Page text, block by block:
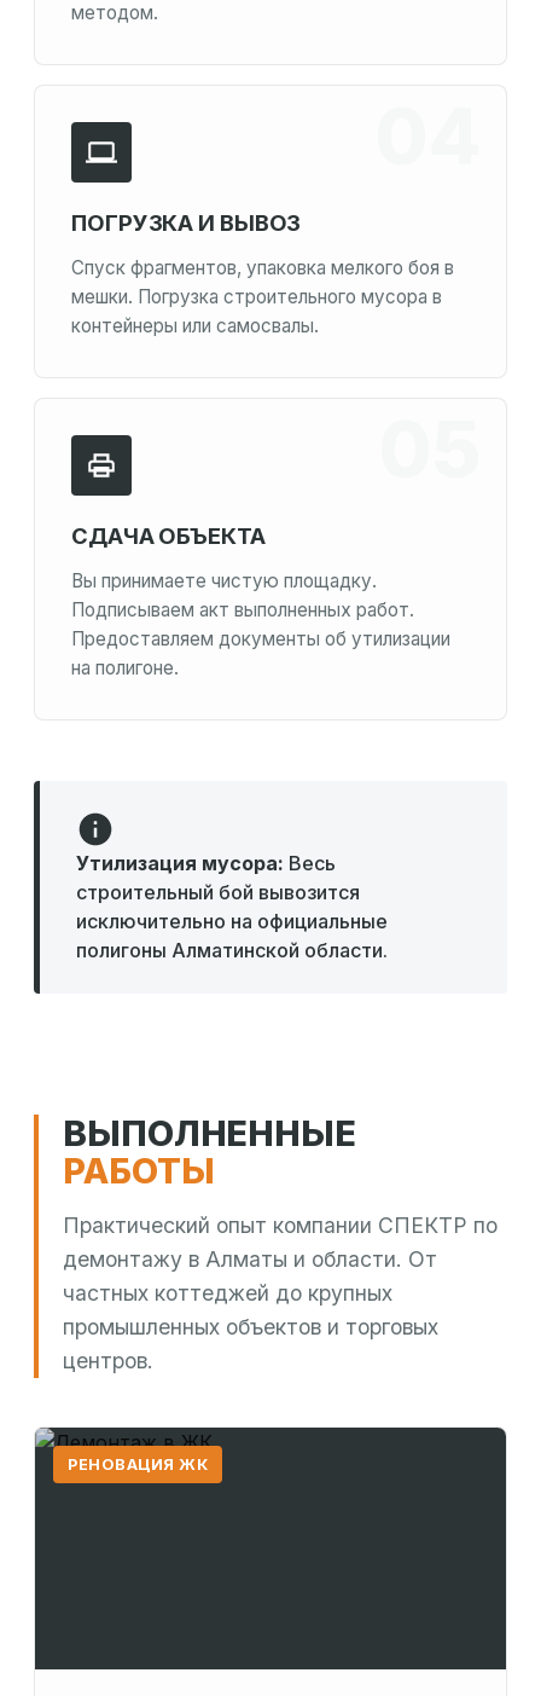
методом.
ПОГРУЗКА И ВЫВОЗ
Спуск фрагментов, упаковка мелкого боя в
мешки. Погрузка строительного мусора в
контейнеры или самосвалы.
СДАЧА ОБЪЕКТА
Вы принимаете чистую площадку.
Подписываем акт выполненных работ.
Предоставляем документы об утилизации
на полигоне.
Утилизация мусора: Весь
строительный бой вывозится
исключительно на официальные
полигоны Алматинской области.
ВЫПОЛНЕННЫЕ
РАБОТЫ
Практический опыт компании СПЕКТР по
демонтажу в Алматы и области. От
частных коттеджей до крупных
промышленных объектов и торговых
центров.
РЕНОВАЦИЯ ЖК